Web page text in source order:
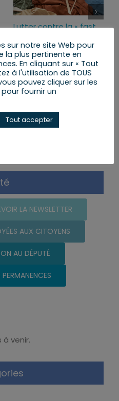
Lutter contre la « fast
adopté à l’unanimité
lundi, 29 Juin 2026
LA NEWSLETTER
AUX CITOYENS
AU DÉPUTÉ
à venir.
sur notre site Web pour
la plus pertinente en
En cliquant sur « Tout
à l'utilisation de TOUS
pouvez cliquer sur les
fournir un
Tout accepter